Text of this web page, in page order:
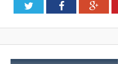
TwitterFacebook